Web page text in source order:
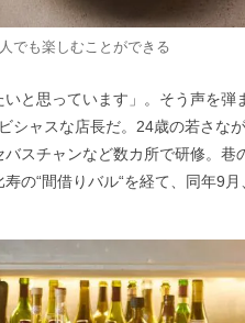
でも楽しむことができる
いと思っています」。そう声を
シャスな店長だ。24歳の若さな
スチャンなど数カ所で研修。
の“間借りバル“を経て、同年9月